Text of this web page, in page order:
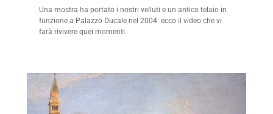
Una mostra ha portato i nostri velluti e un antico telaio in
funzione a Palazzo Ducale nel 2004: ecco il video che vi
farà rivivere quei momenti.